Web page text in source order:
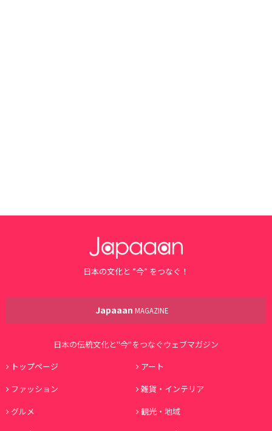
日本の文化と ”今” をつなぐ！
Japaaan MAGAZINE
日本の伝統文化と"今"をつなぐウェブマガジン
トップページ
アート
ファッション
雑貨・インテリア
グルメ
観光・地域